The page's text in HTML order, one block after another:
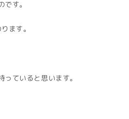
す。
ます。
っていると思います。